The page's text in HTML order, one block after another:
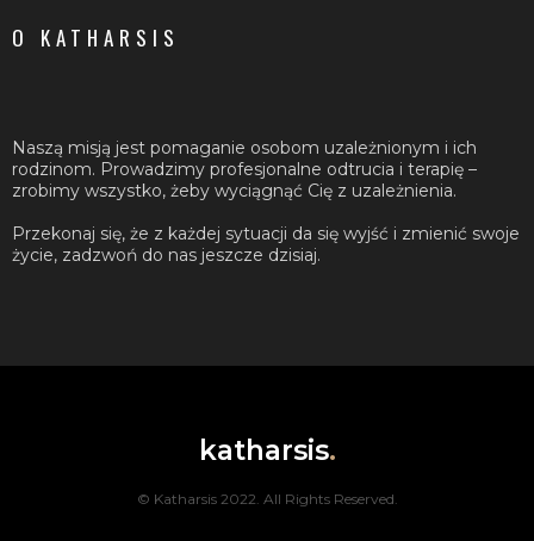
O KATHARSIS
Naszą misją jest pomaganie osobom uzależnionym i ich
rodzinom. Prowadzimy profesjonalne odtrucia i terapię –
zrobimy wszystko, żeby wyciągnąć Cię z uzależnienia.
Przekonaj się, że z każdej sytuacji da się wyjść i zmienić swoje
życie, zadzwoń do nas jeszcze dzisiaj.
katharsis.
© Katharsis 2022. All Rights Reserved.